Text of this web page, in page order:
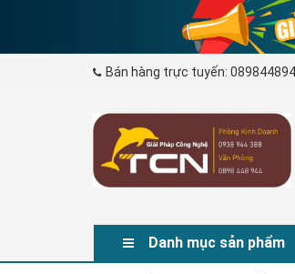
Bán hàng trực tuyến:
Danh mục sản phẩm